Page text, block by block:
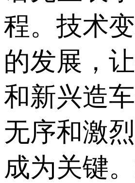
程。技术
的发展，
和新兴造
无序和激
成为关键